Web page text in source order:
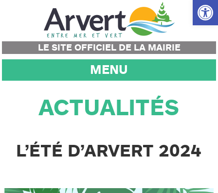
Ouvrir
LE SITE OFFICIEL DE LA MAIRIE
MENU
ACTUALITÉS
L’ÉTÉ D’ARVERT 2024